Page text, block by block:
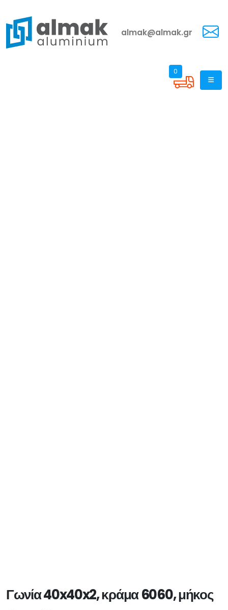
almak@almak.gr
0
Γωνία 40x40x2, κράμα 6060, μήκος